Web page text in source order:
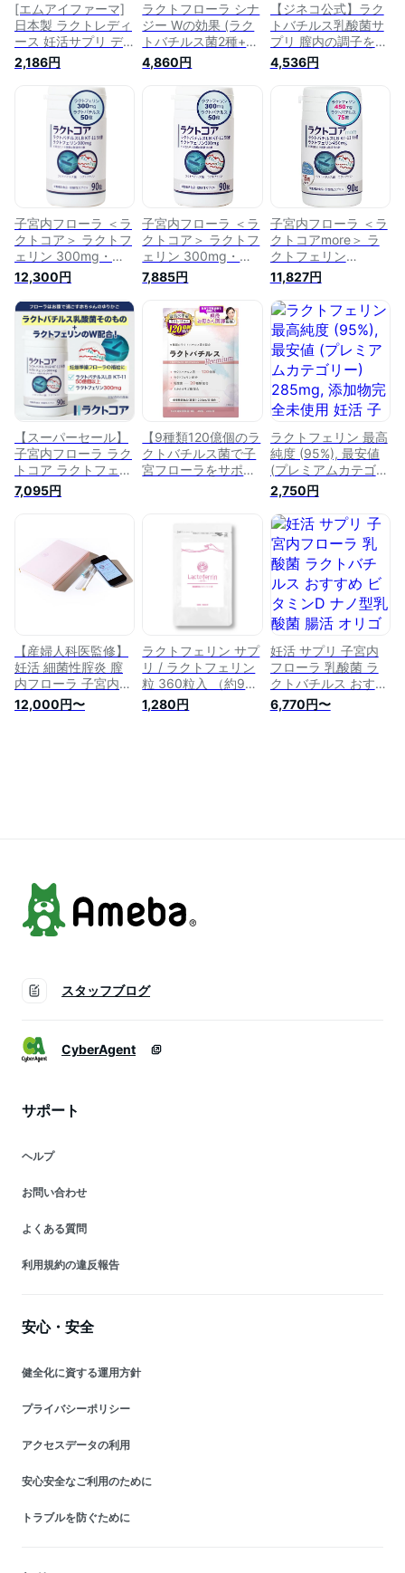
[エムアイファーマ]
日本製 ラクトレディ
ース 妊活サプリ デ
リケートケア＆妊活
サポート 女性フロー
ラ 30粒 30日分 医師
監修 膣由来のラクト
バチルス ラクトフェ
リン 有胞子性乳酸菌
（スポルス） 国内生
産 サプリメント
2,186円
ラクトフローラ シナ
ジー Wの効果 (ラク
トバチルス菌2種+ラ
クトフェリン) 不妊
ラクトバチルス ラク
トショップ 体外受精
妊活 乳酸菌 子宮内
フローラ ラクトフロ
ーラフォルテ ラクト
フェリン ラクトフロ
ーラ サプリメント
4,860円
【ジネコ公式】ラク
トバチルス乳酸菌サ
プリ 膣内の調子を整
える メニコン ラク
トバチルスサプリメ
ント LBフローラ 妊
活中 男性 女性 乳酸
菌×ラクトバチルス
で体内環境サポート
4,536円
子宮内フローラ ＜ラ
クトコア＞ ラクトフ
ェリン 300mg・ラ
クトバチルス 50億
（90粒入/約30日
分） 妊活 妊娠 妊活
サプリ 子宮 膣内 フ
ローラ サプリメント
12,300円
子宮内フローラ ＜ラ
クトコア＞ ラクトフ
ェリン 300mg・ラ
クトバチルス 50億
（90粒入/約30日
分） 妊活 妊娠 妊活
サプリ 子宮 膣内 フ
ローラ サプリメント
7,885円
子宮内フローラ ＜ラ
クトコアmore＞ ラ
クトフェリン
450mg・ラクトバチ
ルス 75億（90粒入/
約30日分） 妊活 妊
娠 妊活サプリ 子宮
膣内 フローラ サプ
リメント
11,827円
【スーパーセール】
子宮内フローラ ラク
トコア ラクトフェリ
ン300mg ラクトバ
チルス 50億(90粒
宮 膣内 フローラ サ
プリメント
7,095円
【9種類120億個のラ
クトバチルス菌で子
宮フローラをサポー
修】【葉酸200μgｘ
ラクトフェリン配合
の栄養機能食品】無
添加 1日1粒30日分
ラクトフェリン 最高
純度 (95%), 最安値
(プレミアムカテゴリ
ー) 285mg, 添加物
完全未使用 妊活 子
宮内フローラ 睡眠
お腹周り 不妊 ラク
トバチルス 体外受精
妊活 乳酸菌 ラクト
フローラフォルテ 不
眠症 睡眠 腸内環境
便秘 目のリフレッシ
ュ お受験
2,750円
【産婦人科医監修】
妊活 細菌性腟炎 膣
内フローラ 子宮内フ
ローラ 検査キット
ラクトバチルス菌
12,000円〜
ラクトフェリン サプ
リ / ラクトフェリン
粒 360粒入 （約90
日分） メール便送料
無料 / 乳酸菌 子宮内
1,280円
妊活 サプリ 子宮内
フローラ 乳酸菌 ラ
クトバチルス おすす
め ビタミンD ナノ型
乳酸菌 腸活 オリゴ
6,770円〜
スタッフブログ
CyberAgent
サポート
ヘルプ
お問い合わせ
よくある質問
利用規約の違反報告
安心・安全
健全化に資する運用方針
プライバシーポリシー
アクセスデータの利用
安心安全なご利用のために
トラブルを防ぐために